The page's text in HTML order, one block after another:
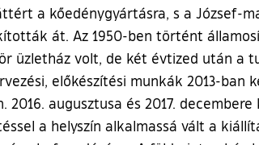
a kőedénygyártásra, s a József-
át. Az 1950-ben történt
üzletház volt, de két évtized után a
előkészítési munkák 2013-ban
2016. augusztusa és 2017.
a helyszín alkalmassá vált a